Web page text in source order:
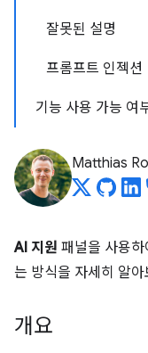
잘못된 설명
프롬프트 인젝션
기능 사용 가능 여
Matthias
AI 지원 패널을 사용
는 방식을 자세히 알아
개요